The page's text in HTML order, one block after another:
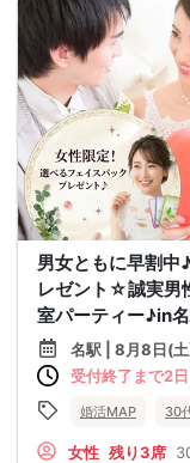
男女ともに早割
レゼント☆誠実男
室パーティー♪in
名駅 | 8月8日(
受付終了まで2日
婚活MAP 30
女性 残り3席